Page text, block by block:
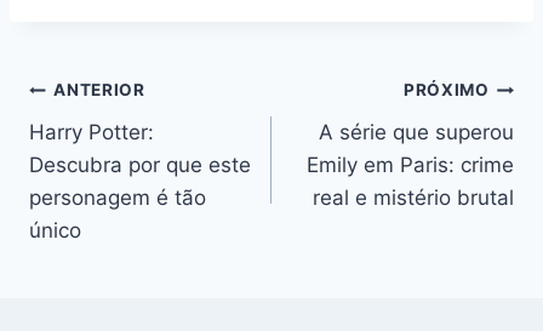
Navegação
de
Post
ANTERIOR
Harry Potter:
Descubra por que este
personagem é tão
único
PRÓXIMO
A série que superou
Emily em Paris: crime
real e mistério brutal